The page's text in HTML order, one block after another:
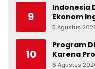
9
Indonesia
Ekonom
5 Agustus
10
Program
Karena
6 Agustus